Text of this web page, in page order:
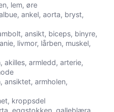
lem, øre
ankel, aorta, bryst,
ansikt, biceps, binyre,
livmor, lårben, muskel,
akilles, armledd, arterie,
ansiktet, armholen,
kroppsdel